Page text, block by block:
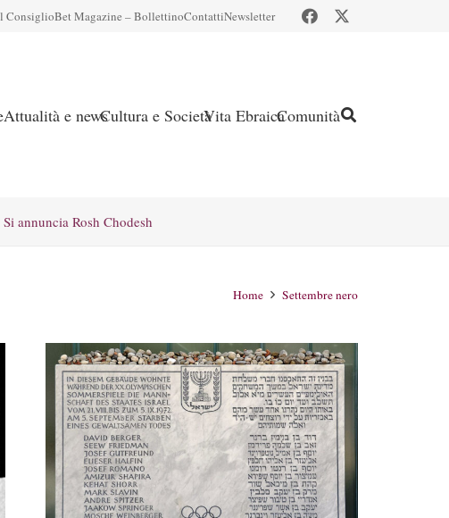
ConsiglioBet Magazine – BollettinoContattiNewsletter
Attualità e newsCultura e SocietàVita EbraicaComunità
Si annuncia Rosh Chodesh
Home Settembre nero